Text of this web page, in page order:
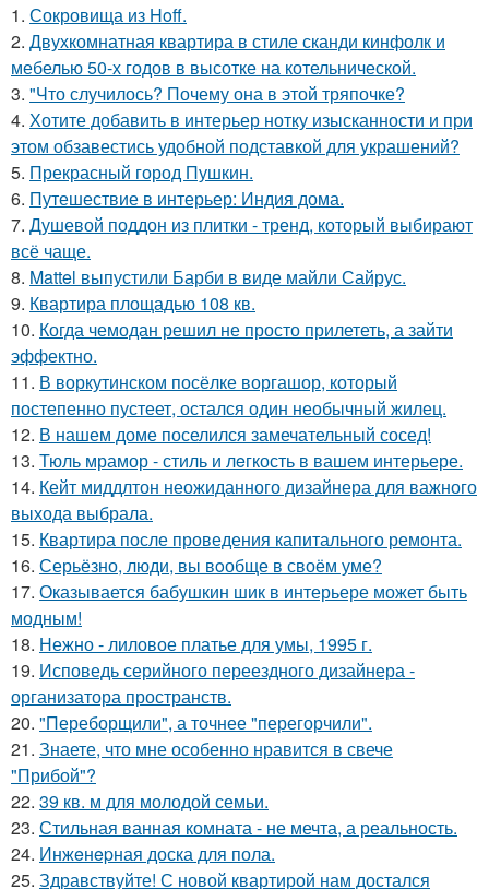
1. Сокровища из Hoff.
2. Двухкомнатная квартира в стиле сканди кинфолк и
мебелью 50-х годов в высотке на котельнической.
3. "Что случилось? Почему она в этой тряпочке?
4. Хотите добавить в интерьер нотку изысканности и при
этом обзавестись удобной подставкой для украшений?
5. Прекрасный город Пушкин.
6. Путешествие в интерьер: Индия дома.
7. Душевой поддон из плитки - тренд, который выбирают
всё чаще.
8. Mattel выпустили Барби в виде майли Сайрус.
9. Квартира площадью 108 кв.
10. Когда чемодан решил не просто прилететь, а зайти
эффектно.
11. В воркутинском посёлке воргашор, который
постепенно пустеет, остался один необычный жилец.
12. В нашем доме поселился замечательный сосед!
13. Тюль мрамор - стиль и лeгкость в вашем интерьере.
14. Кейт миддлтон неожиданного дизайнера для важного
выхода выбрала.
15. Квартира после проведения капитального ремонта.
16. Серьёзно, люди, вы вoобще в своём уме?
17. Оказывается бабушкин шик в интерьере может быть
модным!
18. Нежно - лиловое платье для умы, 1995 г.
19. Исповедь серийного переездного дизайнера -
организатора пространств.
20. "Переборщили", а точнее "перегорчили".
21. Знаете, что мне особенно нравится в свече
"Прибой"?
22. 39 кв. м для молодой семьи.
23. Стильная ванная комната - не мечта, а реальность.
24. Инжeнepная доска для пола.
25. Здравствуйте! С новой квартирой нам достался